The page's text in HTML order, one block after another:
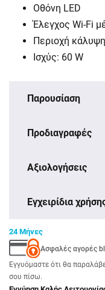
Οθόνη LED
Έλεγχος Wi-Fi
Περιοχή
Ισχύς: 60 W
Παρουσίαση
Προδιαγραφές
Αξιολογήσεις
Εγχειρίδια
24 Μήνες
Ασφαλές αγορές
Εγγυόμαστε ότι θα
σου πίσω.